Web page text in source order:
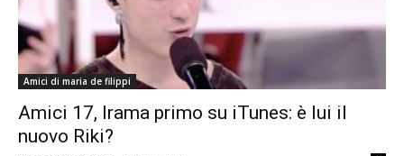
Amici di maria de filippi
Amici 17, Irama primo su iTunes: è lui il
nuovo Riki?